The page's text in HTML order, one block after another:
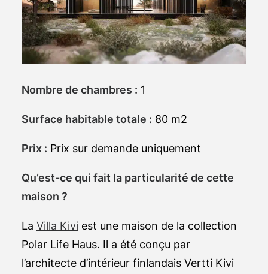
Nombre de chambres : 1
Surface habitable totale : 80 m2
Prix : Prix sur demande uniquement
Qu’est-ce qui fait la particularité de cette
maison ?
La Villa Kivi est une maison de la collection
Polar Life Haus. Il a été conçu par
l’architecte d’intérieur finlandais Vertti Kivi